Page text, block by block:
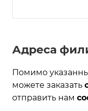
Адреса
Помимо
можете заказать
отправить нам